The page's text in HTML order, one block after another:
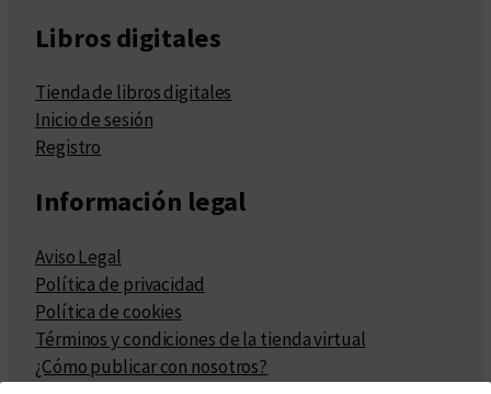
Libros digitales
Tienda de libros digitales
Inicio de sesión
Registro
Información legal
Aviso Legal
Política de privacidad
Política de cookies
Términos y condiciones de la tienda virtual
¿Cómo publicar con nosotros?